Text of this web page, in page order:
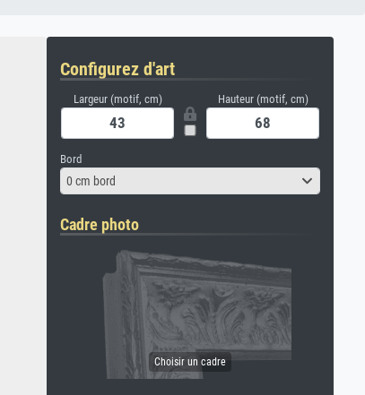
Configurez d'art
Largeur (motif, cm) Hauteur (motif, cm)
Bord
0 cm bord
Cadre photo